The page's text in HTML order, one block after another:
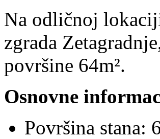
Na odličnoj
zgrada
površine 64m².
Osnovne
Površina stana: